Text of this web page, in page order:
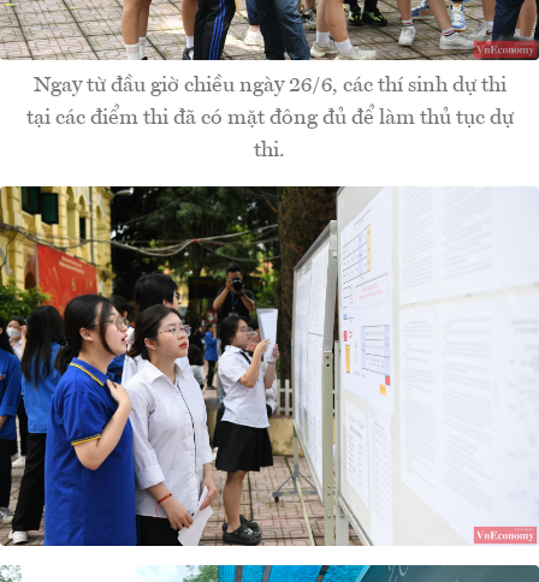
Ngay từ đầu giờ chiều ngày 26/6, các thí sinh dự thi
tại các điểm thi đã có mặt đông đủ để làm thủ tục dự
thi.